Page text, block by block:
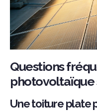
Questions
Une toiture plate